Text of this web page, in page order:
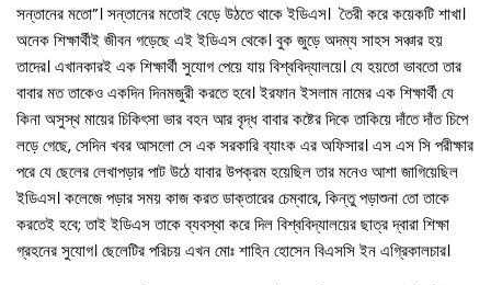
সন্তানের মতো”। সন্তানের মতোই বেড়ে উঠতে থাকে ইডিএস। তৈরী করে কয়েকটি শাখা।
অনেক শিক্ষার্থীই জীবন গড়েছে এই ইডিএস থেকে। বুক জুড়ে অদম্য সাহস সঞ্চার হয়
তাদের। এখানকারই এক শিক্ষার্থী সুযোগ পেয়ে যায় বিশ্ববিদ্যালয়ে। যে হয়তো ভাবতো তার
বাবার মত তাকেও একদিন দিনমজুরী করতে হবে। ইরফান ইসলাম নামের এক শিক্ষার্থী যে
কিনা অসুস্থ মায়ের চিকিৎসা ভার বহন আর বৃদ্ধ বাবার কষ্টের দিকে তাকিয়ে দাঁতে দাঁত চিপে
লড়ে গেছে, সেদিন খবর আসলো সে এক সরকারি ব্যাংক এর অফিসার। এস এস সি পরীক্ষার
পরে যে ছেলের লেখাপড়ার পাট উঠে যাবার উপক্রম হয়েছিল তার মনেও আশা জাগিয়েছিল
ইডিএস। কলেজে পড়ার সময় কাজ করত ডাক্তারের চেম্বারে, কিন্তু পড়াশুনা তো তাকে
করতেই হবে; তাই ইডিএস তাকে ব্যবস্থা করে দিল বিশ্ববিদ্যালয়ের ছাত্র দ্বারা শিক্ষা
গ্রহনের সুযোগ। ছেলেটির পরিচয় এখন মোঃ শাহিন হোসেন বিএসসি ইন এগ্রিকালচার।